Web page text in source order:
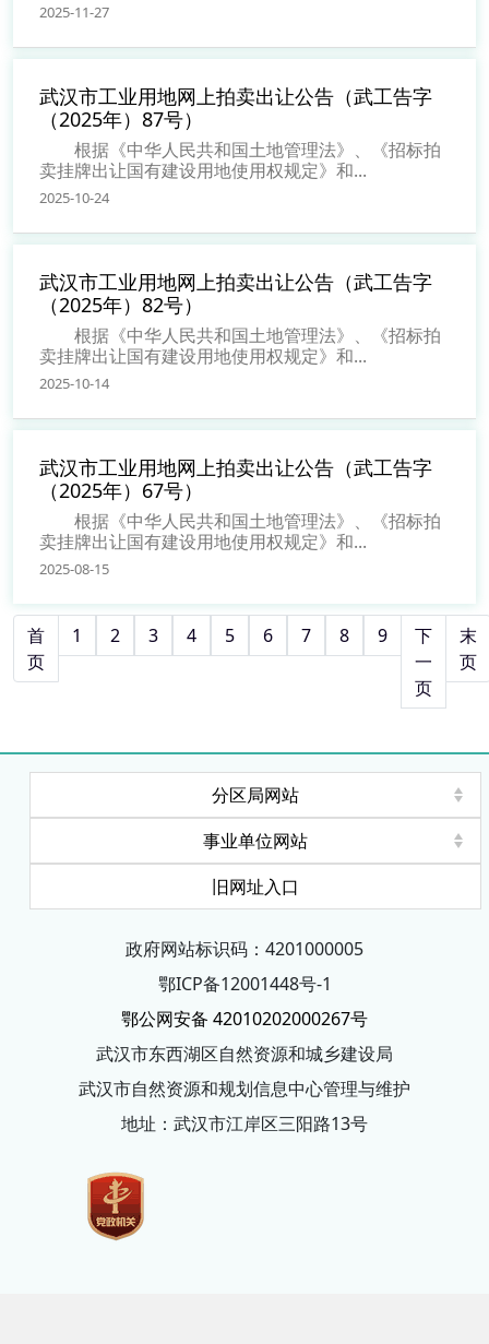
2025-11-27
武汉市工业用地网上拍卖出让公告（武工告字
（2025年）87号）
根据《中华人民共和国土地管理法》、《招标拍
卖挂牌出让国有建设用地使用权规定》和...
2025-10-24
武汉市工业用地网上拍卖出让公告（武工告字
（2025年）82号）
根据《中华人民共和国土地管理法》、《招标拍
卖挂牌出让国有建设用地使用权规定》和...
2025-10-14
武汉市工业用地网上拍卖出让公告（武工告字
（2025年）67号）
根据《中华人民共和国土地管理法》、《招标拍
卖挂牌出让国有建设用地使用权规定》和...
2025-08-15
首
页
1 2 3 4 5 6 7 8 9
下
一
页
末
页
分区局网站
事业单位网站
旧网址入口
政府网站标识码：4201000005
鄂ICP备12001448号-1
鄂公网安备 42010202000267号
武汉市东西湖区自然资源和城乡建设局
武汉市自然资源和规划信息中心管理与维护
地址：武汉市江岸区三阳路13号